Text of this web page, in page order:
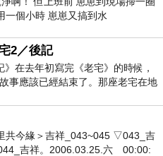
一個小時 崽崽又搞到水
2／後記
》在去年初寫完《老宅》的時候，
事應該已經結束了。那座老宅在地
人終於離開那片黑暗，
共今緣＞吉祥_043~045 ▽043_吉
吉祥。2006.03.25.六 00:00: